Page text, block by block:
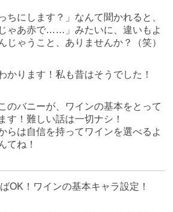
ちにします？」なんて聞かれると、
ゃあ赤で……」みたいに、違いもよ
じゃうこと、ありませんか？（笑）
かります！私も昔はそうでした！
のバニーが、ワインの基本をとって
す！難しい話は一切ナシ！
らは自信を持ってワインを選べるよ
てね！
OK！ワインの基本キャラ設定！